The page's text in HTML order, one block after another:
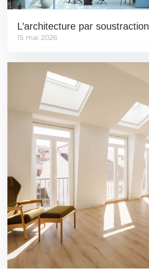
L’architecture par soustraction
15 mai 2026